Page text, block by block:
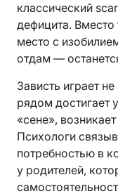
классический
дефицита. Вместо
место с
отдам —
Зависть играет
рядом достигает
«сене»,
Психологи
потребностью в
у родителей,